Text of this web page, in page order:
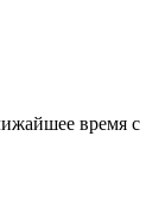
время с